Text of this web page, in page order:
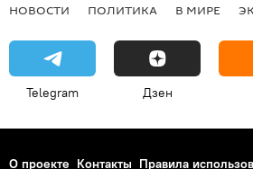
НОВОСТИ ПОЛИТИКА В МИРЕ
Telegram Дзен
О проекте Контакты Правила